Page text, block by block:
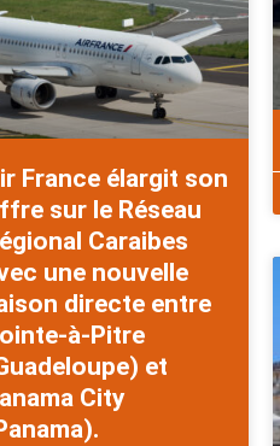
France élargit son
sur le Réseau
Caraibes
une nouvelle
directe entre
à-Pitre
et
City